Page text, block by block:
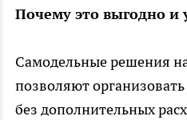
Почему это выгодно и
Самодельные решения
позволяют
без дополнительных